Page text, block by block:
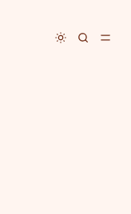
Toggle